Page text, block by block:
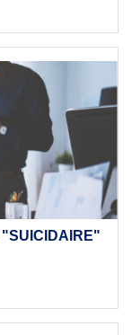
"SUICIDAIRE"